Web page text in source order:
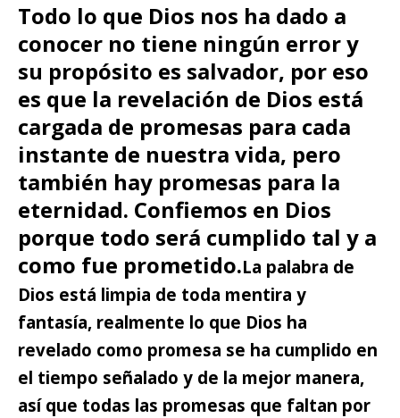
Todo lo que Dios nos ha dado a
conocer no tiene ningún error y
su propósito es salvador, por eso
es que la revelación de Dios está
cargada de promesas para cada
instante de nuestra vida, pero
también hay promesas para la
eternidad. Confiemos en Dios
porque todo será cumplido tal y a
como fue prometido.La palabra de
Dios está limpia de toda mentira y
fantasía, realmente lo que Dios ha
revelado como promesa se ha cumplido en
el tiempo señalado y de la mejor manera,
así que todas las promesas que faltan por